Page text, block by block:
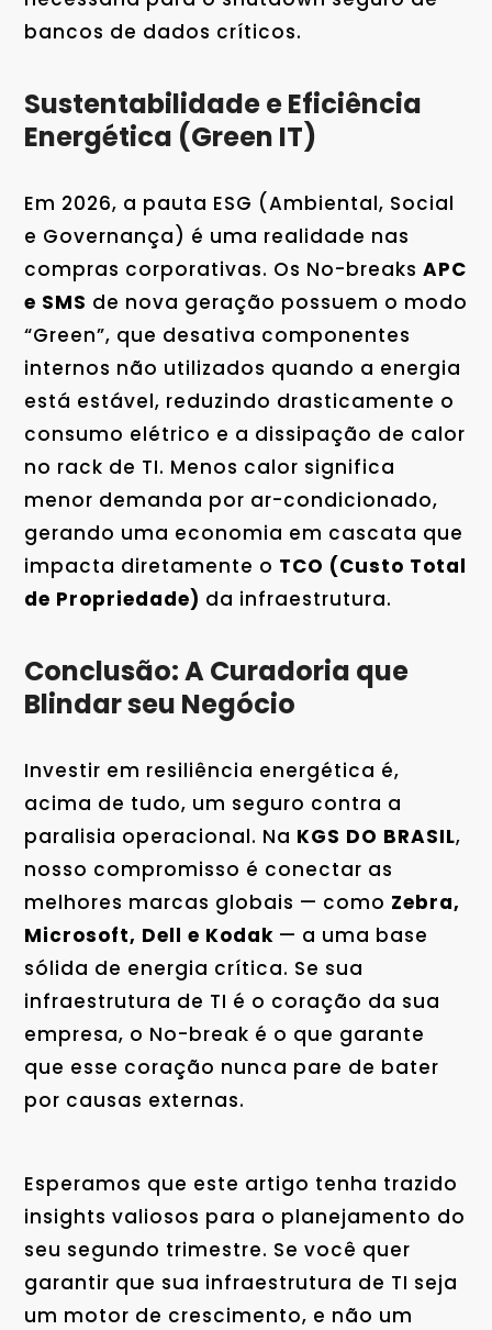
bancos de dados críticos.
Sustentabilidade e Eficiência
Energética (Green IT)
Em 2026, a pauta ESG (Ambiental, Social
e Governança) é uma realidade nas
compras corporativas. Os No-breaks APC
e SMS de nova geração possuem o modo
“Green”, que desativa componentes
internos não utilizados quando a energia
está estável, reduzindo drasticamente o
consumo elétrico e a dissipação de calor
no rack de TI. Menos calor significa
menor demanda por ar-condicionado,
gerando uma economia em cascata que
impacta diretamente o TCO (Custo Total
de Propriedade) da infraestrutura.
Conclusão: A Curadoria que
Blindar seu Negócio
Investir em resiliência energética é,
acima de tudo, um seguro contra a
paralisia operacional. Na KGS DO BRASIL,
nosso compromisso é conectar as
melhores marcas globais — como Zebra,
Microsoft, Dell e Kodak — a uma base
sólida de energia crítica. Se sua
infraestrutura de TI é o coração da sua
empresa, o No-break é o que garante
que esse coração nunca pare de bater
por causas externas.
Esperamos que este artigo tenha trazido
insights valiosos para o planejamento do
seu segundo trimestre. Se você quer
garantir que sua infraestrutura de TI seja
um motor de crescimento, e não um